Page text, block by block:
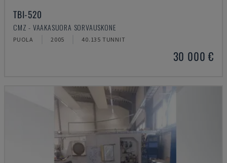
TBI-520
CMZ - VAAKASUORA SORVAUSKONE
PUOLA 2005 40.135 TUNNIT
30 000 €